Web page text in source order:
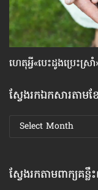
ហេតុអ្វី​«បេះដូង​ប្រេះស្
ស្វែងរកឯកសារតាមខែ
ស្វែងរក
ឯកសារ
ស្វែងរកតាមពាក្យគន្